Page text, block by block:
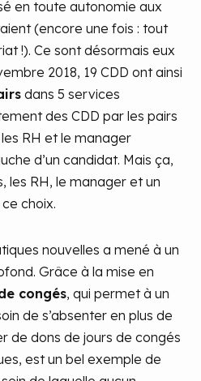
en toute autonomie aux
(encore une fois : tout
!). Ce sont désormais eux
2018, 19 CDD ont ainsi
dans 5 services
des CDD par les pairs
RH et le manager
d’un candidat. Mais ça,
les RH, le manager et un
choix.
nouvelles a mené à un
Grâce à la mise en
congés, qui permet à un
de s’absenter en plus de
de dons de jours de congés
est un bel exemple de